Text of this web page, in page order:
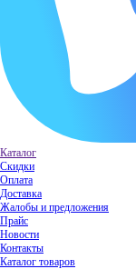
Каталог
Скидки
Оплата
Доставка
Жалобы и предложения
Прайс
Новости
Контакты
Каталог товаров